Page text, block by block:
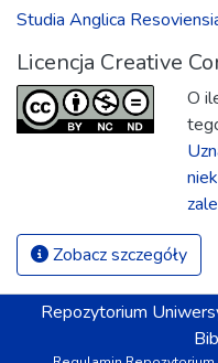
Studia Anglica
Licencja Creative
O
Zobacz szczegóły
Repozytorium